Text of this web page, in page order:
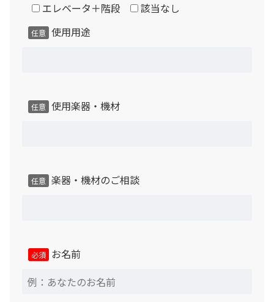
遮音性能「Dr値」「D値」は製品発売時のJIS規格に基づ
く測定・評価方法により、メーカー実験室での実測値に基
製品によっては床の遮音性能が不足するモデルがありま
保証について
対応致します。（中古照明器具 及び 中古換気扇を除
く）
エレベータ＋階段
該当なし
任意 使用用途
任意 使用楽器・機材
任意 楽器・機材のご相談
必須 お名前